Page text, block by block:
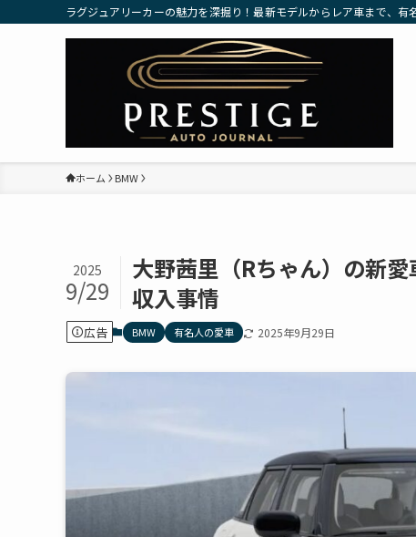
ラグジュアリーカーの魅力を深掘り！最新モデルからレア車まで、有
ホーム BMW
大野茜里（Rちゃん）の新
収入事情
2025
9/29
広告 BMW 有名人の愛車 2025年9月29日